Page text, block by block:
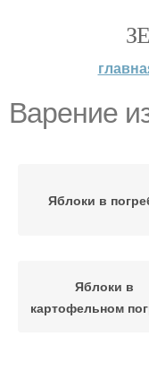
Варение
Яблоки в
Яблоки в
картофельном